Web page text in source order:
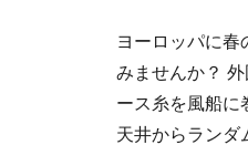
ヨーロッパに春
みませんか？
ース糸を風船に
天井からランダ